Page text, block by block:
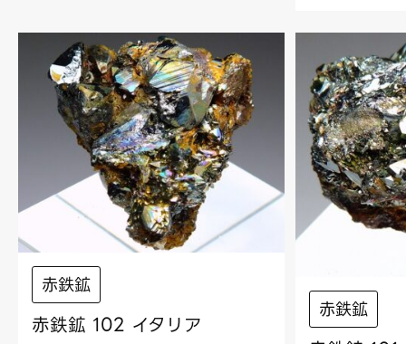
赤鉄鉱
赤鉄鉱 102 イタリア
赤鉄鉱